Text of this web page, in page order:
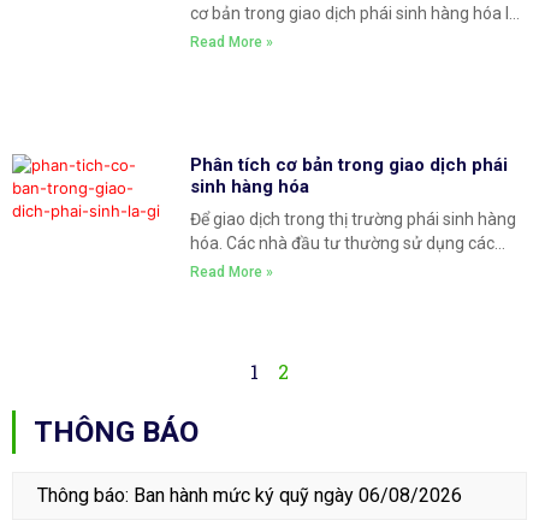
cơ bản trong giao dịch phái sinh hàng hóa là
như thế nào rồi. Ở bài viết này, VMEX xin tiếp
Read More »
Phân tích cơ bản trong giao dịch phái
sinh hàng hóa
Để giao dịch trong thị trường phái sinh hàng
hóa. Các nhà đầu tư thường sử dụng các
công cụ để phân tích giá cả của một loại
Read More »
1 2
THÔNG BÁO
Thông báo: Ban hành mức ký quỹ ngày 06/08/2026